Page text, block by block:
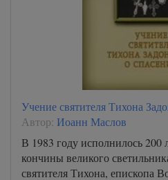
Учение святителя Тихона
Автор: Иоанн Маслов
В 1983 году исполнилось 200
кончины великого
святителя Тихона, епископа